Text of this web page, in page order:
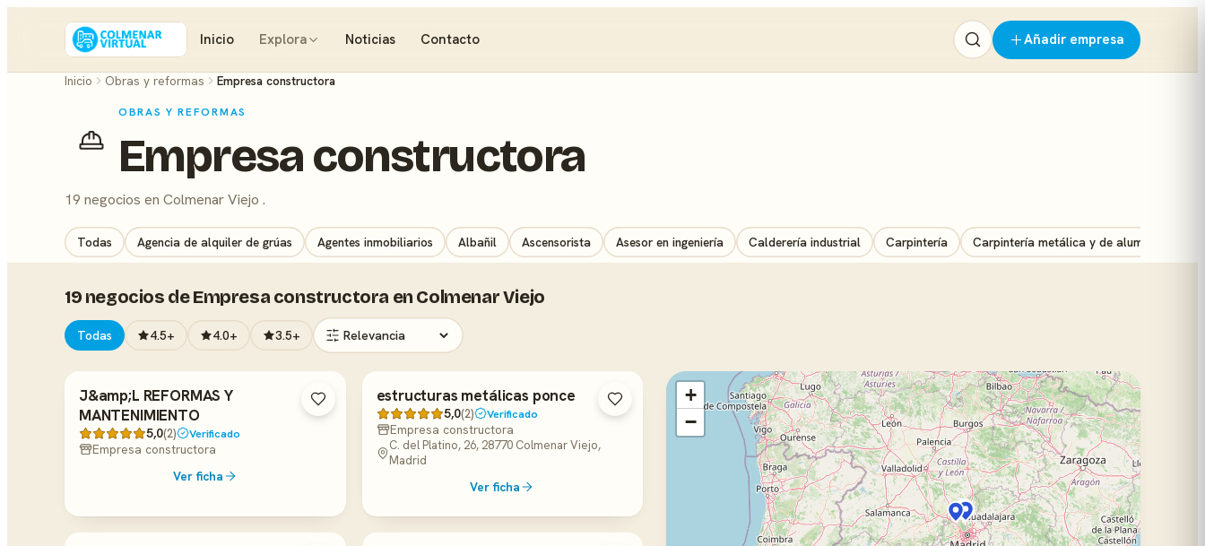
Inicio Explora Noticias Contacto Añadir empresa
Inicio Obras y reformas Empresa constructora
OBRAS Y REFORMAS
Empresa constructora
19 negocios en Colmenar Viejo .
Todas Agencia de alquiler de grúas Agentes inmobiliarios Albañil Ascensorista Asesor en ingeniería Calderería industrial Carpintería Carpintería metálica y de aluminio
19 negocios de Empresa constructora en Colmenar Viejo
Todas 4.5+ 4.0+ 3.5+
J&amp;L REFORMAS Y
MANTENIMIENTO
5,0(2) Verificado
Empresa constructora
Ver ficha
estructuras metálicas ponce
5,0(2) Verificado
Empresa constructora
C. del Platino, 26, 28770 Colmenar Viejo,
Madrid
Ver ficha
+
−